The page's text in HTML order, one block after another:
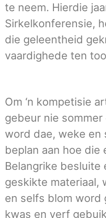
te neem. Hierdie
Sirkelkonferensie,
die geleentheid
vaardighede ten
Om ‘n kompetisie
gebeur nie sommer
word dae, weke en
beplan aan hoe
Belangrike besluite
geskikte materiaal,
en selfs blom word
kwas en verf